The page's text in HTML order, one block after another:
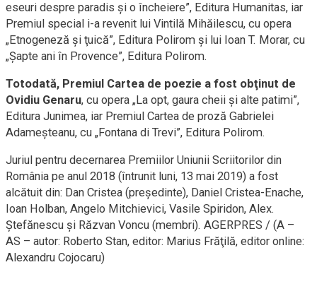
eseuri despre paradis şi o încheiere”, Editura Humanitas, iar
Premiul special i-a revenit lui Vintilă Mihăilescu, cu opera
„Etnogeneză şi ţuică”, Editura Polirom şi lui Ioan T. Morar, cu
„Şapte ani în Provence”, Editura Polirom.
Totodată, Premiul Cartea de poezie a fost obţinut de
Ovidiu Genaru, cu opera „La opt, gaura cheii şi alte patimi”,
Editura Junimea, iar Premiul Cartea de proză Gabrielei
Adameşteanu, cu „Fontana di Trevi”, Editura Polirom.
Juriul pentru decernarea Premiilor Uniunii Scriitorilor din
România pe anul 2018 (întrunit luni, 13 mai 2019) a fost
alcătuit din: Dan Cristea (preşedinte), Daniel Cristea-Enache,
Ioan Holban, Angelo Mitchievici, Vasile Spiridon, Alex.
Ştefănescu şi Răzvan Voncu (membri). AGERPRES / (A –
AS – autor: Roberto Stan, editor: Marius Frăţilă, editor online:
Alexandru Cojocaru)